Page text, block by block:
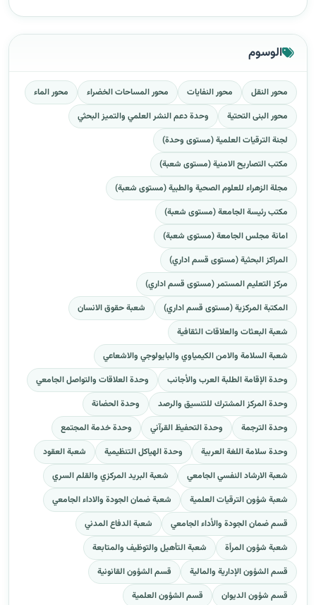
الوسوم
محور النقل محور النفايات محور المساحات الخضراء
محور الماء
محور البنى التحتية
وحدة دعم النشر العلمي والتميز البحثي
لجنة الترقيات العلمية (مستوى وحدة)
مكتب التصاريح الامنية (مستوى شعبة)
مجلة الزهراء للعلوم الصحية والطبية (مستوى شعبة)
مكتب رئيسة الجامعة (مستوى شعبة)
امانة مجلس الجامعة (مستوى شعبة)
المراكز البحثية (مستوى قسم اداري)
مركز التعليم المستمر (مستوى قسم اداري)
المكتبة المركزية (مستوى قسم اداري)
شعبة حقوق الانسان
شعبة البعثات والعلاقات الثقافية
شعبة السلامة والامن الكيمياوي والبايولوجي والاشعاعي
وحدة الإقامة الطلبة العرب والأجانب
وحدة العلاقات والتواصل الجامعي
وحدة المركز المشترك للتنسيق والرصد
وحدة الحضانة
وحدة الترجمة
وحدة التحفيظ القرآني
وحدة خدمة المجتمع
وحدة سلامة اللغة العربية
وحدة الهياكل التنظيمية
شعبة العقود
شعبة الارشاد النفسي الجامعي
شعبة البريد المركزي والقلم السري
شعبة شؤون الترقيات العلمية
شعبة ضمان الجودة والاداء الجامعي
قسم ضمان الجودة والأداء الجامعي
شعبة الدفاع المدني
شعبة شؤون المرأة
شعبة التأهيل والتوظيف والمتابعة
قسم الشؤون الإدارية والمالية
قسم الشؤون القانونية
قسم شؤون الديوان
قسم الشؤون العلمية